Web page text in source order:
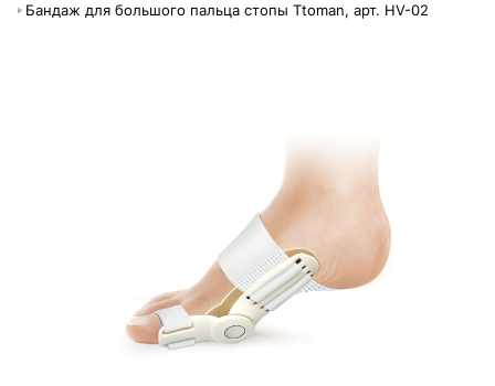
Бандаж для большого пальца стопы Ttoman, арт. HV-02